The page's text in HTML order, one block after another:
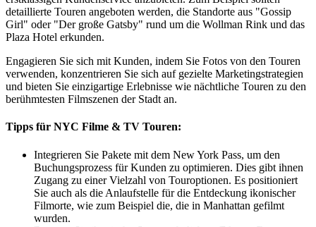
detaillierte Touren angeboten werden, die Standorte aus "Gossip
Girl" oder "Der große Gatsby" rund um die Wollman Rink und das
Plaza Hotel erkunden.
Engagieren Sie sich mit Kunden, indem Sie Fotos von den Touren
verwenden, konzentrieren Sie sich auf gezielte Marketingstrategien
und bieten Sie einzigartige Erlebnisse wie nächtliche Touren zu den
berühmtesten Filmszenen der Stadt an.
Tipps für NYC Filme & TV Touren:
Integrieren Sie Pakete mit dem New York Pass, um den
Buchungsprozess für Kunden zu optimieren. Dies gibt ihnen
Zugang zu einer Vielzahl von Touroptionen. Es positioniert
Sie auch als die Anlaufstelle für die Entdeckung ikonischer
Filmorte, wie zum Beispiel die, die in Manhattan gefilmt
wurden.